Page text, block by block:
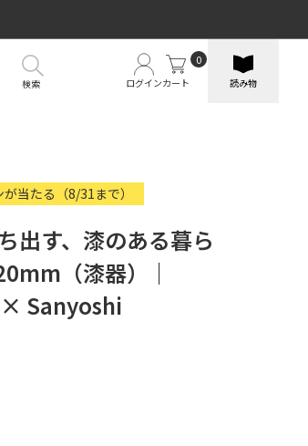
ログインカート
0
読み物
検索
当たる（8/31まで）
出す、漆のある暮ら
（漆器）｜
× Sanyoshi